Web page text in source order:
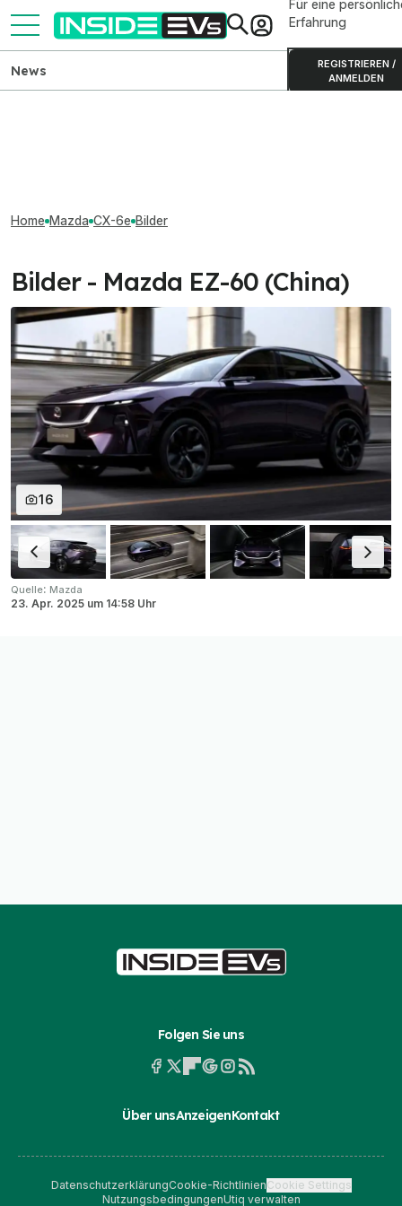
Für eine
Erfahrung
REGISTRIEREN /
ANMELDEN
News
Home Mazda CX-6e Bilder
Bilder - Mazda EZ-60 (China)
16
Quelle: Mazda
23. Apr. 2025 um 14:58 Uhr
Folgen Sie uns
Über unsAnzeigenKontakt
DatenschutzerklärungCookie-RichtlinienCookie Settings
NutzungsbedingungenUtiq verwalten